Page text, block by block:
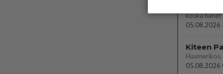
koska hänet
05.08.2026
05.08.2026